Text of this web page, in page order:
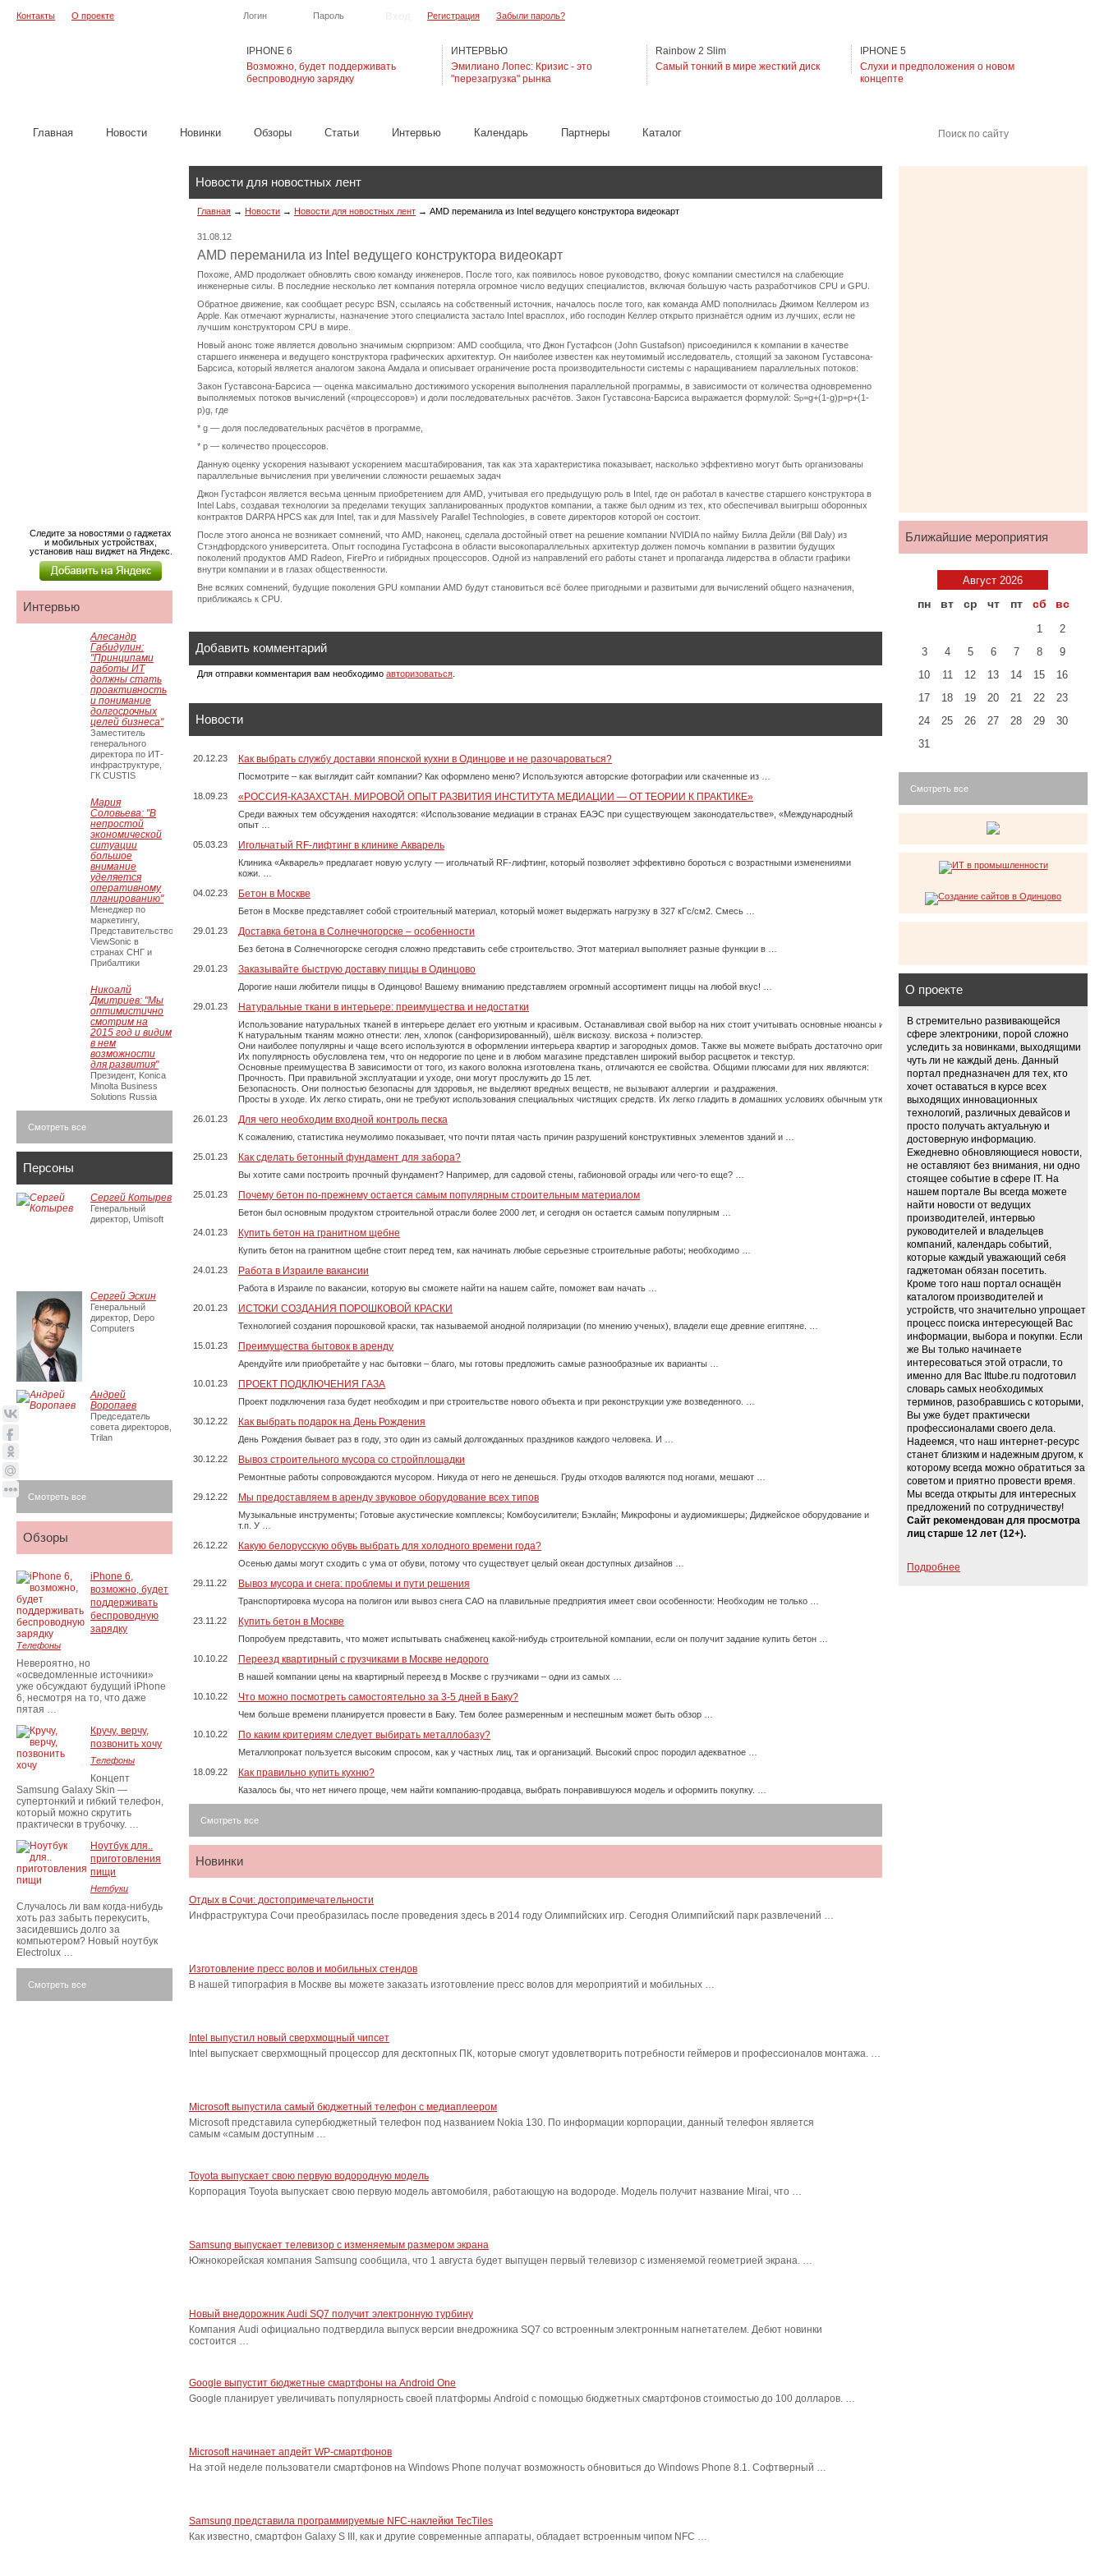
IPHONE 6
Возможно, будет поддерживать
беспроводную зарядку
ИНТЕРВЬЮ
Эмилиано Лопес: Кризис - это
"перезагрузка" рынка
Rainbow 2 Slim
Самый тонкий в мире жесткий диск
IPHONE 5
Слухи и предположения о новом
концепте
Поиск по сайту
Логин Пароль
Контакты О проекте
Главная Новости Новинки Обзоры Cтатьи Интервью Календарь Партнеры Каталог
Регистрация Забыли пароль?
Новости для новостных лент
Главная → Новости → Новости для новостных лент → AMD переманила из Intel ведущего конструктора видеокарт
31.08.12
AMD переманила из Intel ведущего конструктора видеокарт
Похоже, AMD продолжает обновлять свою команду инженеров. После того, как появилось новое руководство, фокус компании сместился на слабеющие
инженерные силы. В последние несколько лет компания потеряла огромное число ведущих специалистов, включая большую часть разработчиков CPU и GPU.
Обратное движение, как сообщает ресурс BSN, ссылаясь на собственный источник, началось после того, как команда AMD пополнилась Джимом Келлером из
Apple. Как отмечают журналисты, назначение этого специалиста застало Intel врасплох, ибо господин Келлер открыто признаётся одним из лучших, если не
лучшим конструктором CPU в мире.
Новый анонс тоже является довольно значимым сюрпризом: AMD сообщила, что Джон Густафсон (John Gustafson) присоединился к компании в качестве
старшего инженера и ведущего конструктора графических архитектур. Он наиболее известен как неутомимый исследователь, стоящий за законом Густавсона-
Барсиса, который является аналогом закона Амдала и описывает ограничение роста производительности системы с наращиванием параллельных потоков:
Закон Густавсона-Барсиса — оценка максимально достижимого ускорения выполнения параллельной программы, в зависимости от количества одновременно
выполняемых потоков вычислений («процессоров») и доли последовательных расчётов. Закон Густавсона-Барсиса выражается формулой: Sp=g+(1-g)p=p+(1-
p)g, где
* g — доля последовательных расчётов в программе,
* p — количество процессоров.
Данную оценку ускорения называют ускорением масштабирования, так как эта характеристика показывает, насколько эффективно могут быть организованы
параллельные вычисления при увеличении сложности решаемых задач
Джон Густафсон является весьма ценным приобретением для AMD, учитывая его предыдущую роль в Intel, где он работал в качестве старшего конструктора в
Intel Labs, создавая технологии за пределами текущих запланированных продуктов компании, а также был одним из тех, кто обеспечивал выигрыш оборонных
контрактов DARPA HPCS как для Intel, так и для Massively Parallel Technologies, в совете директоров которой он состоит.
После этого анонса не возникает сомнений, что AMD, наконец, сделала достойный ответ на решение компании NVIDIA по найму Билла Дейли (Bill Daly) из
Стэндфордского университета. Опыт господина Густафсона в области высокопараллельных архитектур должен помочь компании в развитии будущих
поколений продуктов AMD Radeon, FirePro и гибридных процессоров. Одной из направлений его работы станет и пропаганда лидерства в области графики
внутри компании и в глазах общественности.
Вне всяких сомнений, будущие поколения GPU компании AMD будут становиться всё более пригодными и развитыми для вычислений общего назначения,
приближаясь к CPU.
Добавить комментарий
Для отправки комментария вам необходимо авторизоваться
Новости
20.12.23 Как выбрать службу доставки японской кухни в Одинцове и не разочароваться?
Посмотрите – как выглядит сайт компании? Как оформлено меню? Используются авторские фотографии или скаченные из …
18.09.23
«РОССИЯ-КАЗАХСТАН. МИРОВОЙ ОПЫТ РАЗВИТИЯ ИНСТИТУТА МЕДИАЦИИ — ОТ ТЕОРИИ К ПРАКТИКЕ»
Среди важных тем обсуждения находятся: «Использование медиации в странах ЕАЭС при существующем законодательстве», «Международный
опыт …
05.03.23
Игольчатый RF-лифтинг в клинике Акварель
Клиника «Акварель» предлагает новую услугу — игольчатый RF-лифтинг, который позволяет эффективно бороться с возрастными изменениями
кожи. …
04.02.23
Бетон в Москве
Бетон в Москве представляет собой строительный материал, который может выдержать нагрузку в 327 кГс/см2. Смесь …
29.01.23
Доставка бетона в Солнечногорске – особенности
Без бетона в Солнечногорске сегодня сложно представить себе строительство. Этот материал выполняет разные функции в …
29.01.23
Заказывайте быструю доставку пиццы в Одинцово
Дорогие наши любители пиццы в Одинцово! Вашему вниманию представляем огромный ассортимент пиццы на любой вкус! …
29.01.23
Натуральные ткани в интерьере: преимущества и недостатки
Использование натуральных тканей в интерьере делает его уютным и красивым. Останавливая свой выбор на них стоит учитывать основные нюансы их использования, иначе по истечению времени
К натуральным тканям можно отнести: лен, хлопок (санфоризированный), шёлк вискозу. вискоза + полиэстер.
Они наиболее популярны и чаще всего используются в оформлении интерьера квартир и загородных домов. Также вы можете выбрать достаточно оригинальные ткани, изготовленные из крапивы,
Их популярность обусловлена тем, что он недорогие по цене и в любом магазине представлен широкий выбор расцветок и текстур.
Основные преимущества В зависимости от того, из какого волокна изготовлена ткань, отличаются ее свойства. Общими плюсами для них являются:
Прочность. При правильной эксплуатации и уходе, они могут прослужить до 15 лет.
Безопасность. Они полностью безопасны для здоровья, не выделяют вредных веществ, не вызывают аллергии и раздражения.
Просты в уходе. Их легко стирать, они не требуют использования специальных чистящих средств. Их легко гладить в домашних условиях обычным утюгом. …
26.01.23
Для чего необходим входной контроль песка
К сожалению, статистика неумолимо показывает, что почти пятая часть причин разрушений конструктивных элементов зданий и …
25.01.23
Как сделать бетонный фундамент для забора?
Вы хотите сами построить прочный фундамент? Например, для садовой стены, габионовой ограды или чего-то еще? …
25.01.23
Почему бетон по-прежнему остается самым популярным строительным материалом
Бетон был основным продуктом строительной отрасли более 2000 лет, и сегодня он остается самым популярным …
24.01.23
Купить бетон на гранитном щебне
Купить бетон на гранитном щебне стоит перед тем, как начинать любые серьезные строительные работы; необходимо …
24.01.23
Работа в Израиле вакансии
Работа в Израиле по вакансии, которую вы сможете найти на нашем сайте, поможет вам начать …
20.01.23
ИСТОКИ СОЗДАНИЯ ПОРОШКОВОЙ КРАСКИ
Технологией создания порошковой краски, так называемой анодной поляризации (по мнению ученых), владели еще древние египтяне. …
15.01.23
Преимущества бытовок в аренду
Арендуйте или приобретайте у нас бытовки – благо, мы готовы предложить самые разнообразные их варианты …
10.01.23
ПРОЕКТ ПОДКЛЮЧЕНИЯ ГАЗА
Проект подключения газа будет необходим и при строительстве нового объекта и при реконструкции уже возведенного. …
30.12.22
Как выбрать подарок на День Рождения
День Рождения бывает раз в году, это один из самый долгожданных праздников каждого человека. И …
30.12.22
Вывоз строительного мусора со стройплощадки
Ремонтные работы сопровождаются мусором. Никуда от него не денешься. Груды отходов валяются под ногами, мешают …
29.12.22
Мы предоставляем в аренду звуковое оборудование всех типов
Музыкальные инструменты; Готовые акустические комплексы; Комбоусилители; Бэклайн; Микрофоны и аудиомикшеры; Диджейское оборудование и
т.п. У …
26.12.22
Какую белорусскую обувь выбрать для холодного времени года?
Осенью дамы могут сходить с ума от обуви, потому что существует целый океан доступных дизайнов …
29.11.22
Вывоз мусора и снега: проблемы и пути решения
Транспортировка мусора на полигон или вывоз снега САО на плавильные предприятия имеет свои особенности: Необходим не только …
23.11.22
Купить бетон в Москве
Попробуем представить, что может испытывать снабженец какой-нибудь строительной компании, если он получит задание купить бетон …
10.10.22
Переезд квартирный с грузчиками в Москве недорого
В нашей компании цены на квартирный переезд в Москве с грузчиками – одни из самых …
10.10.22
Что можно посмотреть самостоятельно за 3-5 дней в Баку?
Чем больше времени планируется провести в Баку. Тем более размеренным и неспешным может быть обзор …
10.10.22
По каким критериям следует выбирать металлобазу?
Металлопрокат пользуется высоким спросом, как у частных лиц, так и организаций. Высокий спрос породил адекватное …
18.09.22
Как правильно купить кухню?
Казалось бы, что нет ничего проще, чем найти компанию-продавца, выбрать понравившуюся модель и оформить покупку. …
Смотреть все
Новинки
Отдых в Сочи: достопримечательности
Инфраструктура Сочи преобразилась после проведения здесь в 2014 году Олимпийских игр. Сегодня Олимпийский парк развлечений …
Изготовление пресс волов и мобильных стендов
В нашей типография в Москве вы можете заказать изготовление пресс волов для мероприятий и мобильных …
Intel выпустил новый сверхмощный чипсет
Intel выпускает сверхмощный процессор для десктопных ПК, которые смогут удовлетворить потребности геймеров и профессионалов монтажа. …
Microsoft выпустила самый бюджетный телефон с медиаплеером
Microsoft представила супербюджетный телефон под названием Nokia 130. По информации корпорации, данный телефон является
самым «самым доступным …
Toyota выпускает свою первую водородную модель
Корпорация Toyota выпускает свою первую модель автомобиля, работающую на водороде. Модель получит название Mirai, что …
Samsung выпускает телевизор с изменяемым размером экрана
Южнокорейская компания Samsung сообщила, что 1 августа будет выпущен первый телевизор с изменяемой геометрией экрана. …
Новый внедорожник Audi SQ7 получит электронную турбину
Компания Audi официально подтвердила выпуск версии внедрожника SQ7 со встроенным электронным нагнетателем. Дебют новинки
состоится …
Google выпустит бюджетные смартфоны на Android One
Google планирует увеличивать популярность своей платформы Android с помощью бюджетных смартфонов стоимостью до 100 долларов. …
Microsoft начинает апдейт WP-смартфонов
На этой неделе пользователи смартфонов на Windows Phone получат возможность обновиться до Windows Phone 8.1. Софтверный …
Samsung представила программируемые NFC-наклейки TecTiles
Как известно, смартфон Galaxy S III, как и другие современные аппараты, обладает встроенным чипом NFC …
Следите за новостями о гаджетах
и мобильных устройствах,
установив наш виджет на Яндекс.
Интервью
Алесандр
Габидулин:
"Принципами
работы ИТ
должны стать
проактивность
и понимание
долгосрочных
целей бизнеса"
Заместитель
генерального
директора по ИТ-
инфраструктуре,
ГК CUSTIS
Мария
Соловьева: "В
непростой
экономической
ситуации
большое
внимание
уделяется
оперативному
планированию"
Менеджер по
маркетингу,
Представительство
ViewSonic в
странах СНГ и
Прибалтики
Никоалй
Дмитриев: "Мы
оптимистично
смотрим на
2015 год и видим
в нем
возможности
для развития"
Президент, Konica
Minolta Business
Solutions Russia
Смотреть все
Персоны
Сергей Котырев
Генеральный
директор, Umisoft
Сергей Эскин
Генеральный
директор, Depo
Computers
Андрей
Воропаев
Председатель
совета директоров,
Trilan
Смотреть все
Обзоры
iPhone 6,
возможно, будет
поддерживать
беспроводную
зарядку
Телефоны
Невероятно, но
«осведомленные источники»
уже обсуждают будущий iPhone
6, несмотря на то, что даже
пятая …
Кручу, верчу,
позвонить хочу
Телефоны
Концепт
Samsung Galaxy Skin —
супертонкий и гибкий телефон,
который можно скрутить
практически в трубочку. …
Ноутбук для..
приготовления
пищи
Нетбуки
Случалось ли вам когда-нибудь
хоть раз забыть перекусить,
засидевшись долго за
компьютером? Новый ноутбук
Electrolux …
Смотреть все
Ближайшие мероприятия
Август 2026
пн вт ср чт пт сб вс
1
2
3
4 5 6 7 8
9
10
11 12 13 14 15
16
17
18 19 20 21 22
23
24
25 26 27 28 29
30
31
Смотреть все
О проекте
В стремительно развивающейся
сфере электроники, порой сложно
уследить за новинками, выходящими
чуть ли не каждый день. Данный
портал предназначен для тех, кто
хочет оставаться в курсе всех
выходящих инновационных
технологий, различных девайсов и
просто получать актуальную и
достоверную информацию.
Ежедневно обновляющиеся новости,
не оставляют без внимания, ни одно
стоящее событие в сфере IT. На
нашем портале Вы всегда можете
найти новости от ведущих
производителей, интервью
руководителей и владельцев
компаний, календарь событий,
которые каждый уважающий себя
гаджетоман обязан посетить.
Кроме того наш портал оснащён
каталогом производителей и
устройств, что значительно упрощает
процесс поиска интересующей Вас
информации, выбора и покупки. Если
же Вы только начинаете
интересоваться этой отрасли, то
именно для Вас Ittube.ru подготовил
словарь самых необходимых
терминов, разобравшись с которыми,
Вы уже будет практически
профессионалами своего дела.
Надеемся, что наш интернет-ресурс
станет близким и надежным другом, к
которому всегда можно обратиться за
советом и приятно провести время.
Мы всегда открыты для интересных
предложений по сотрудничеству!
Сайт рекомендован для просмотра
лиц старше 12 лет (12+).
Подробнее